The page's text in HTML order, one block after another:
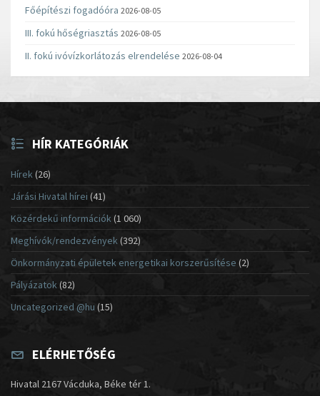
Főépítészi fogadóóra 2026-08-05
III. fokú hőségriasztás 2026-08-05
II. fokú ivóvízkorlátozás elrendelése 2026-08-04
HÍR KATEGÓRIÁK
Hírek(26)
Járási Hivatal hírei (41)
Közérdekű információk(1 060)
Meghívók/rendezvények (392)
Önkormányzati épületek energetikai korszerűsítése (2)
Pályázatok (82)
Uncategorized @hu (15)
ELÉRHETŐSÉG
Hivatal 2167 Vácduka, Béke tér 1.